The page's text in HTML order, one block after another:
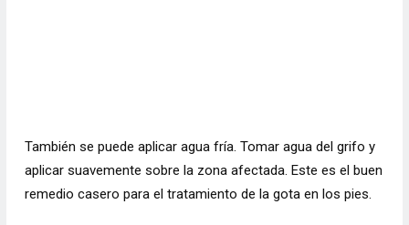
También se puede aplicar agua fría. Tomar agua del grifo y
aplicar suavemente sobre la zona afectada. Este es el buen
remedio casero para el tratamiento de la gota en los pies.